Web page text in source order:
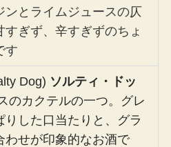
ンとライムジュースの仄
ぎず、辛すぎずのちょ
す
Dog) ソルティ・ドッ
のカクテルの一つ。グレ
した口当たりと、グラ
わせが印象的なお酒で